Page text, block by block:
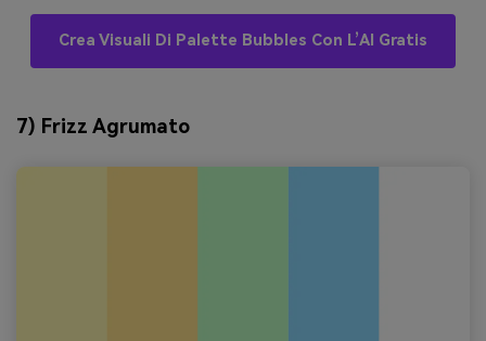
Crea Visuali Di Palette Bubbles Con L’AI Gratis
7) Frizz Agrumato